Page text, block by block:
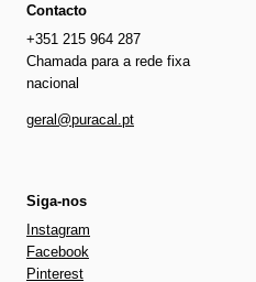
Contacto
+351 215 964 287
Chamada para a rede fixa
nacional
geral@puracal.pt
Siga-nos
Instagram
Facebook
Pinterest